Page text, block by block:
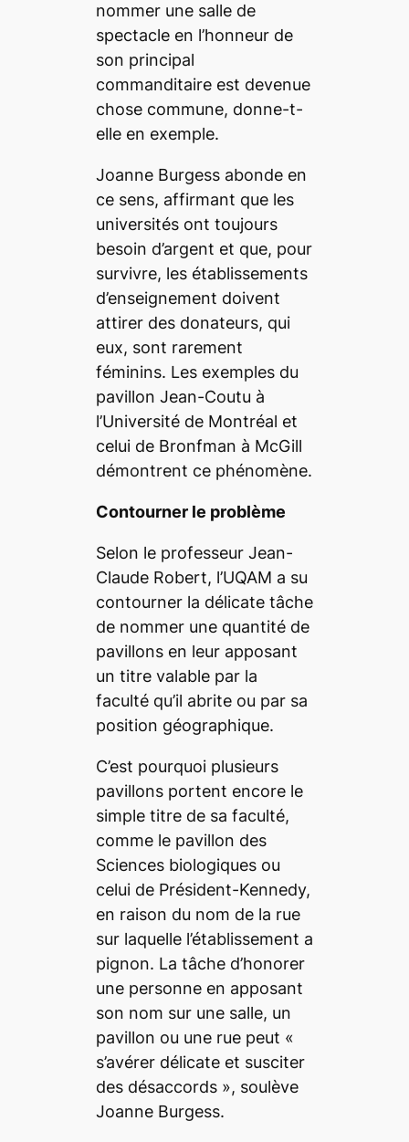
nommer une salle de
spectacle en l’honneur de
son principal
commanditaire est devenue
chose commune, donne-t-
elle en exemple.
Joanne Burgess abonde en
ce sens, affirmant que les
universités ont toujours
besoin d’argent et que, pour
survivre, les établissements
d’enseignement doivent
attirer des donateurs, qui
eux, sont rarement
féminins. Les exemples du
pavillon Jean-Coutu à
l’Université de Montréal et
celui de Bronfman à McGill
démontrent ce phénomène.
Contourner le problème
Selon le professeur Jean-
Claude Robert, l’UQAM a su
contourner la délicate tâche
de nommer une quantité de
pavillons en leur apposant
un titre valable par la
faculté qu’il abrite ou par sa
position géographique.
C’est pourquoi plusieurs
pavillons portent encore le
simple titre de sa faculté,
comme le pavillon des
Sciences biologiques ou
celui de Président-Kennedy,
en raison du nom de la rue
sur laquelle l’établissement a
pignon. La tâche d’honorer
une personne en apposant
son nom sur une salle, un
pavillon ou une rue peut «
s’avérer délicate et susciter
des désaccords», soulève
Joanne Burgess.